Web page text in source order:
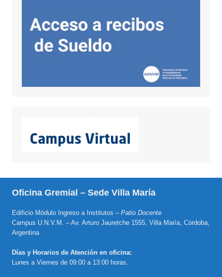
Oficina Gremial – Sede Villa María
Edificio Módulo Ingreso a Institutos – Patio Docente
Campus U.N.V.M. – Av. Arturo Jauretche 1555, Villa María, Córdoba,
Argentina
Días y Horarios de Atención en oficina:
Lunes a Viernes de 09:00 a 13:00 horas.